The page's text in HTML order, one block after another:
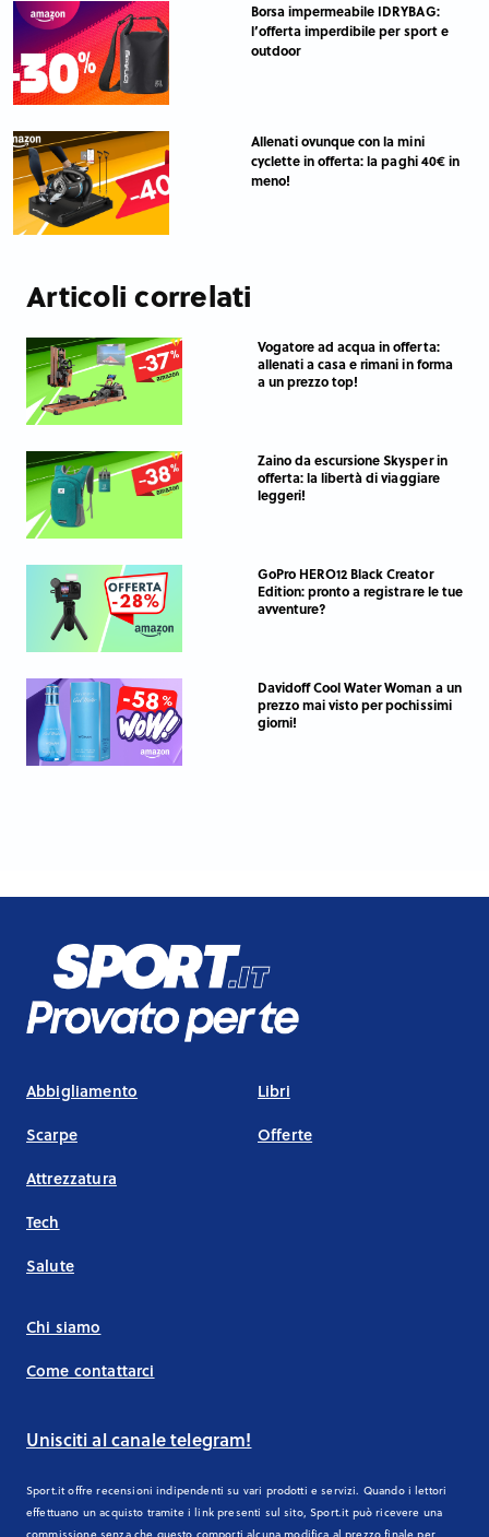
Borsa impermeabile IDRYBAG:
l’offerta imperdibile per sport e
outdoor
Allenati ovunque con la mini
cyclette in offerta: la paghi 40€ in
meno!
Articoli correlati
Vogatore ad acqua in offerta:
allenati a casa e rimani in forma
a un prezzo top!
Zaino da escursione Skysper in
offerta: la libertà di viaggiare
leggeri!
GoPro HERO12 Black Creator
Edition: pronto a registrare le tue
avventure?
Davidoff Cool Water Woman a un
prezzo mai visto per pochissimi
giorni!
Abbigliamento
Scarpe
Attrezzatura
Tech
Salute
Libri
Offerte
Chi siamo
Come contattarci
Unisciti al canale telegram!
Sport.it offre recensioni indipendenti su vari prodotti e servizi. Quando i lettori
effettuano un acquisto tramite i link presenti sul sito, Sport.it può ricevere una
commissione senza che questo comporti alcuna modifica al prezzo finale per